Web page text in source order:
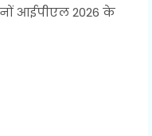
आईपीएल 2026 के